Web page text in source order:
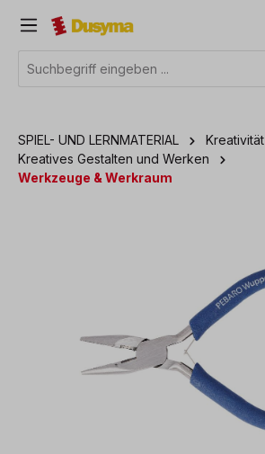
springen
SPIEL- UND LERNMATERIAL
Kreativität
Kreatives Gestalten und Werken
Werkzeuge & Werkraum